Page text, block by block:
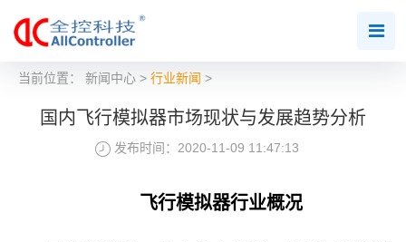
当前位置： 新闻中心> 行业新闻 >
国内飞行模拟器市场现状与发展趋势分析
发布时间：2020-11-09 11:47:13
飞行模拟器行业概况